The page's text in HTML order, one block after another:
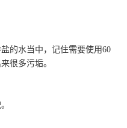
的水当中，记住需要使用60
很多污垢。